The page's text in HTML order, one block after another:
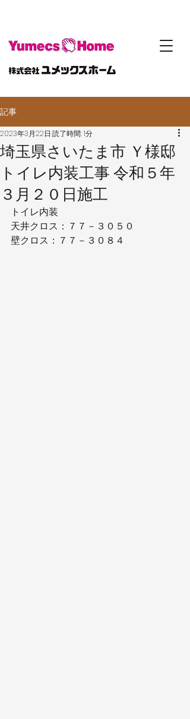
記事
埼玉県さいたま市 Ｙ様邸
トイレ内装工事 令和５年
３月２０日施工
2023年3月22日 読了時間: 1分
トイレ内装
天井クロス：７７－３０５０
壁クロス：７７－３０８４